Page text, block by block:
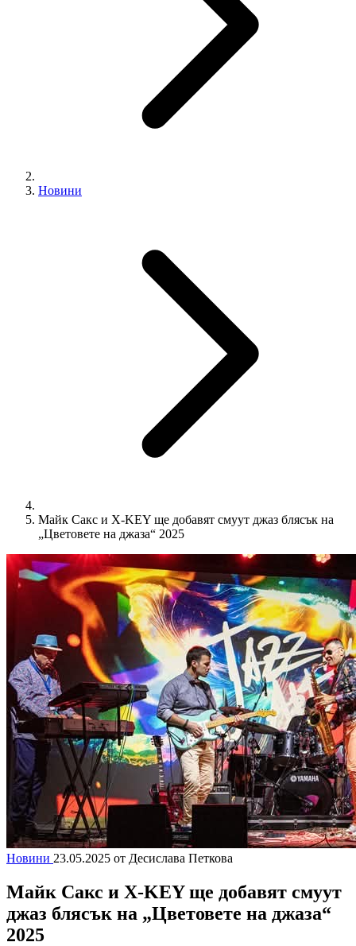
Новини
Майк Сакс и X-KEY ще добавят смуут джаз блясък на
„Цветовете на джаза“ 2025
Новини 23.05.2025 от Десислава Петкова
Майк Сакс и X-KEY ще добавят смуут
джаз блясък на „Цветовете на джаза“
2025